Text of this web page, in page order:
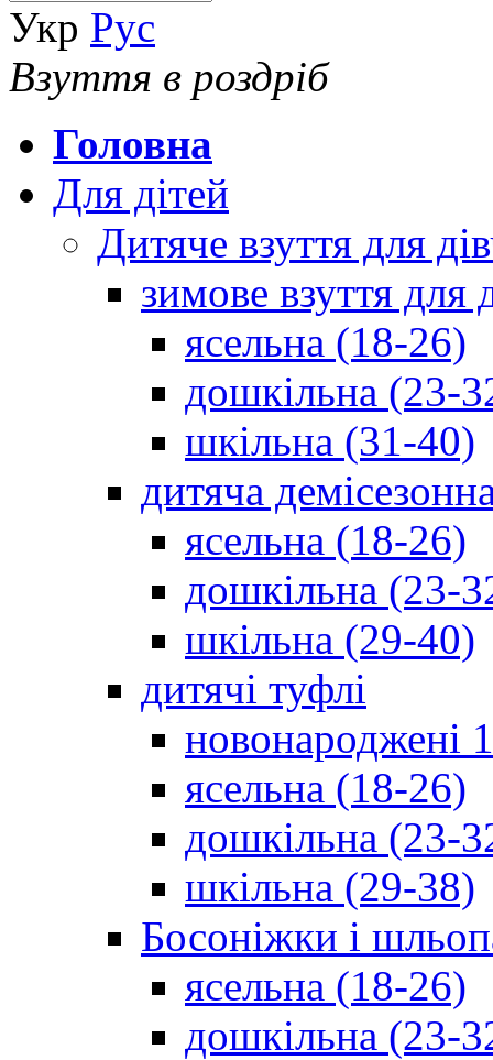
Укр Рус
Взуття в роздріб
Головна
Для дітей
Дитяче взуття для
зимове взуття для
ясельна (18-26)
дошкільна (23-
шкільна (31-40)
дитяча
ясельна (18-26)
дошкільна (23-
шкільна (29-40)
дитячі туфлі
новонароджені
ясельна (18-26)
дошкільна (23-
шкільна (29-38)
Босоніжки і
ясельна (18-26)
дошкільна (23-